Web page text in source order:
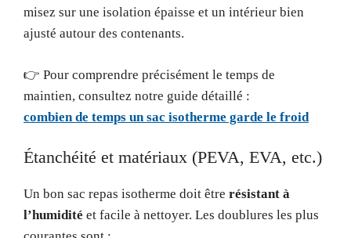
misez sur une isolation épaisse et un intérieur bien
ajusté autour des contenants.
👉 Pour comprendre précisément le temps de
maintien, consultez notre guide détaillé :
combien de temps un sac isotherme garde le froid
Étanchéité et matériaux (PEVA, EVA, etc.)
Un bon sac repas isotherme doit être résistant à
l’humidité et facile à nettoyer. Les doublures les plus